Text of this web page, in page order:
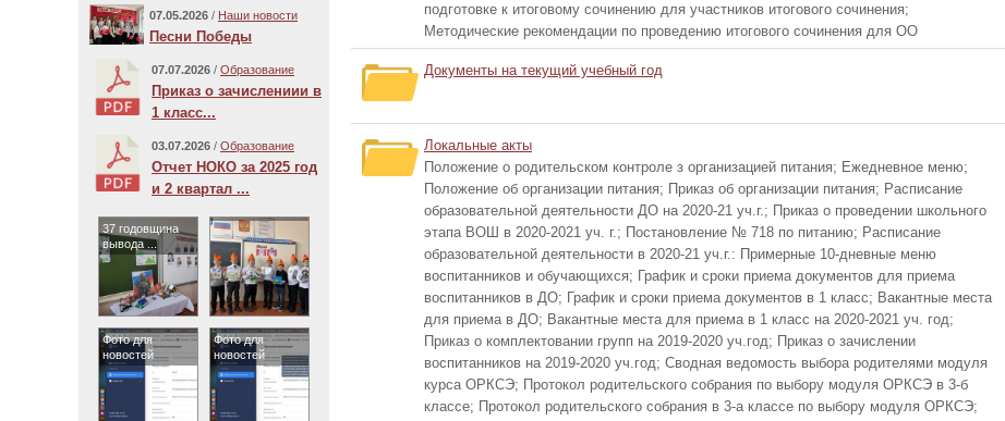
07.05.2026 / Наши новости
Песни Победы
07.07.2026 / Образование
Приказ о зачислениии в
1 класс...
03.07.2026 / Образование
Отчет НОКО за 2025 год
и 2 квартал ...
37 годовщина
вывода ...
Фото для
новостей
Фото для
новостей
подготовке к итоговому сочинению для участников итогового сочинения;
Методические рекомендации по проведению итогового сочинения для ОО
Документы на текущий учебный год
Локальные акты
Положение о родительском контроле з организацией питания; Ежедневное меню;
Положение об организации питания; Приказ об организации питания; Расписание
образовательной деятельности ДО на 2020-21 уч.г.; Приказ о проведении школьного
этапа ВОШ в 2020-2021 уч. г.; Постановление № 718 по питанию; Расписание
образовательной деятельности в 2020-21 уч.г.: Примерные 10-дневные меню
воспитанников и обучающихся; График и сроки приема документов для приема
воспитанников в ДО; График и сроки приема документов в 1 класс; Вакантные места
для приема в ДО; Вакантные места для приема в 1 класс на 2020-2021 уч. год;
Приказ о комплектовании групп на 2019-2020 уч.год; Приказ о зачислении
воспитанников на 2019-2020 уч.год; Сводная ведомость выбора родителями модуля
курса ОРКСЭ; Протокол родительского собрания по выбору модуля ОРКСЭ в 3-б
классе; Протокол родительского собрания в 3-а классе по выбору модуля ОРКСЭ;